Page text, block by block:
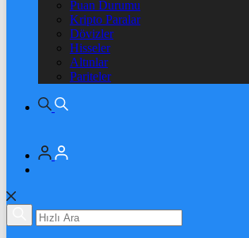
Puan Durumu
Kripto Paralar
Dövizler
Hisseler
Altınlar
Pariteler